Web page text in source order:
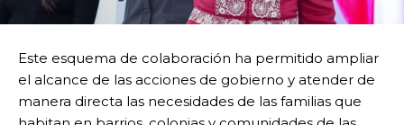
Este esquema de colaboración ha permitido ampliar
el alcance de las acciones de gobierno y atender de
manera directa las necesidades de las familias que